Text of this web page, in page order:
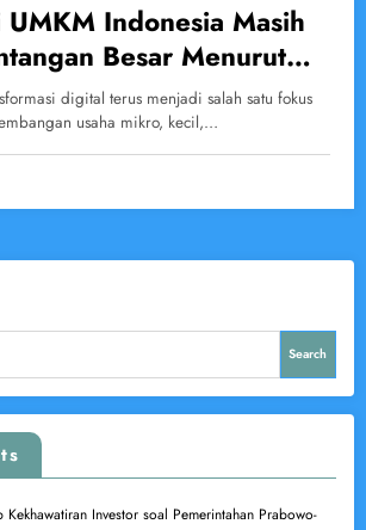
Indonesia Masih
Besar Menurut
digital terus menjadi salah satu fokus
usaha mikro, kecil,…
Search
Kekhawatiran Investor soal Pemerintahan Prabowo-